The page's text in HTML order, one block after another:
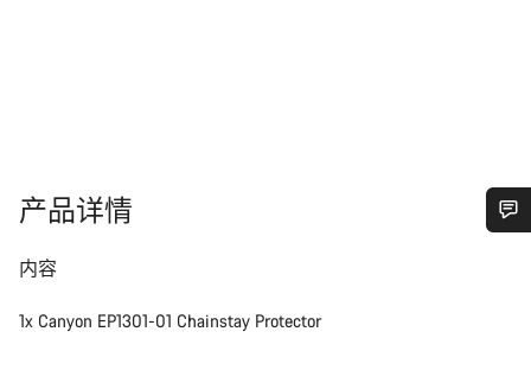
产品详情
内容
1x Canyon EP1301-01 Chainstay Protector
我们的客户支持专家正在等待为您答疑解惑。